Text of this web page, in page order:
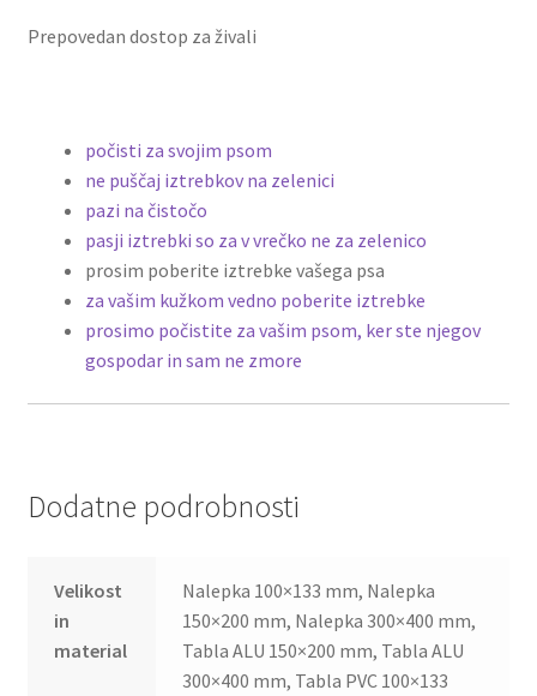
Prepovedan dostop za živali
počisti za svojim psom
ne puščaj iztrebkov na zelenici
pazi na čistočo
pasji iztrebki so za v vrečko ne za zelenico
prosim poberite iztrebke vašega psa
za vašim kužkom vedno poberite iztrebke
prosimo počistite za vašim psom, ker ste njegov
gospodar in sam ne zmore
Dodatne podrobnosti
Velikost
in
material
Nalepka 100×133 mm, Nalepka
150×200 mm, Nalepka 300×400 mm,
Tabla ALU 150×200 mm, Tabla ALU
300×400 mm, Tabla PVC 100×133